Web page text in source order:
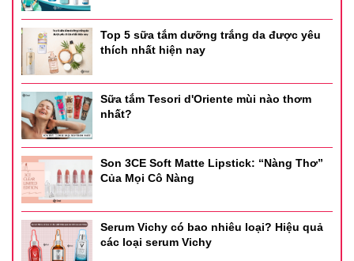
Diphenylsiloxyphenyl Trimethicon, Titan Oxit,
Polysorbate 60, Hexyl Diethylaminohydroxybenzoyl
Benzoate, Natri Hyaluronate, chiết xuất quả chanh leo,
chiết xuất hoa hồng tây , hương liệu và các thành phần
khác.
Top 5 sữa tắm dưỡng trắng da được yêu
thích nhất hiện nay
Sữa tắm Tesori d'Oriente mùi nào thơm
nhất?
Son 3CE Soft Matte Lipstick: “Nàng Thơ”
Của Mọi Cô Nàng
Serum Vichy có bao nhiêu loại? Hiệu quả
các loại serum Vichy